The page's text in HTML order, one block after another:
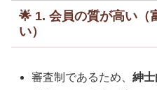
🌟 1. 会員の質が高い（
い）
審査制であるため、紳